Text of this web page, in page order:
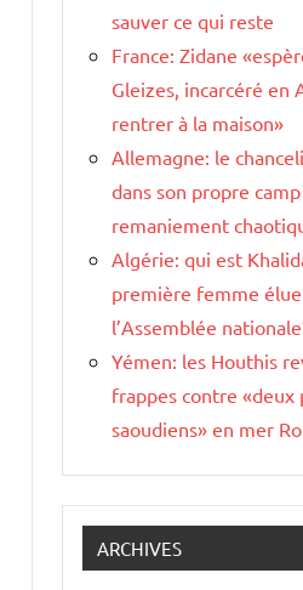
sauver ce qui reste
France: Zidane
Gleizes, incarcéré en
rentrer à la maison»
Allemagne: le
dans son propre
remaniement
Algérie: qui est
première femme
l’Assemblée
Yémen: les Houthis
frappes contre «deux
saoudiens» en mer
ARCHIVES